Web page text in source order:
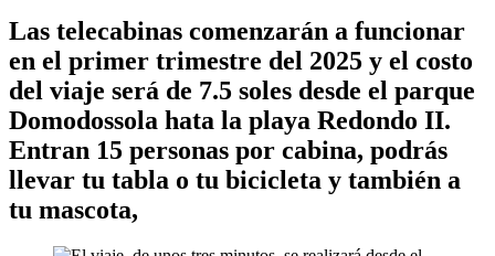
Las telecabinas comenzarán a funcionar
en el primer trimestre del 2025 y el costo
del viaje será de 7.5 soles desde el parque
Domodossola hata la playa Redondo II.
Entran 15 personas por cabina, podrás
llevar tu tabla o tu bicicleta y también a
tu mascota,